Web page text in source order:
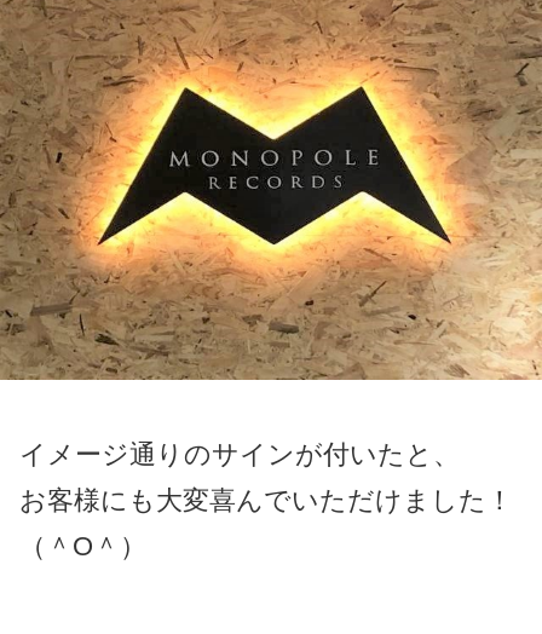
イメージ通りのサインが付いたと、
お客様にも大変喜んでいただけました！
（＾O＾）